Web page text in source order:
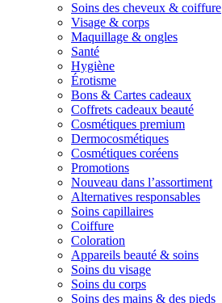
Soins des cheveux & coiffure
Visage & corps
Maquillage & ongles
Santé
Hygiène
Érotisme
Bons & Cartes cadeaux
Coffrets cadeaux beauté
Cosmétiques premium
Dermocosmétiques
Cosmétiques coréens
Promotions
Nouveau dans l’assortiment
Alternatives responsables
Soins capillaires
Coiffure
Coloration
Appareils beauté & soins
Soins du visage
Soins du corps
Soins des mains & des pieds